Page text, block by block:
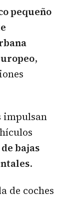
pequeño
,
impulsan
bajas
.
de coches